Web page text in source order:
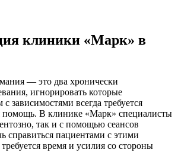
клиники «Марк» в
— это два хронически
игнорировать которые
зависимостями всегда требуется
помощь. В клинике «Марк» специалисты
так и с помощью сеансов
справиться пациентами с этими
время и усилия со стороны